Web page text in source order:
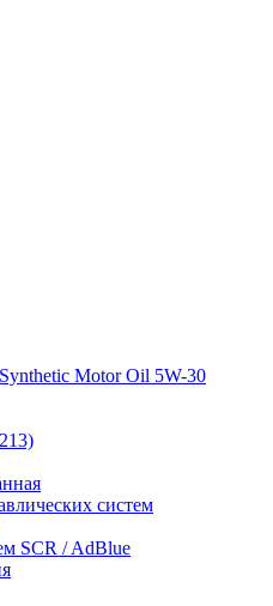
Motor Oil 5W-30
систем
SCR / AdBlue